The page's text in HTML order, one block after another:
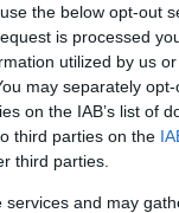
the below opt-out
is processed
utilized by us
may separately
on the IAB’s list of
third parties on the
third parties.
and may
υποψήφιους
με τους